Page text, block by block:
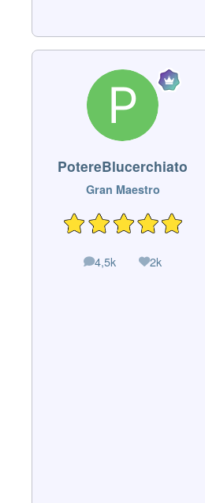
PotereBlucerchiato
Gran Maestro
4,5k
messaggi2k
Reputazione